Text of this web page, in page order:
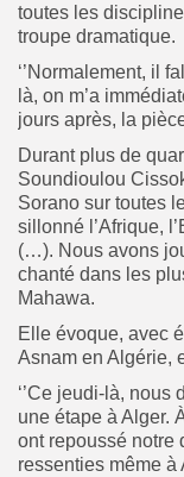
toutes les
troupe dramatique.
‘’Normalement, il
là, on m’a
jours après, la
Durant plus de
Soundioulou
Sorano sur toutes
sillonné l’Afrique,
(…). Nous avons
chanté dans les
Mahawa.
Elle évoque, avec
Asnam en Algérie,
‘’Ce jeudi-là,
une étape à Alger.
ont repoussé notre
ressenties même à